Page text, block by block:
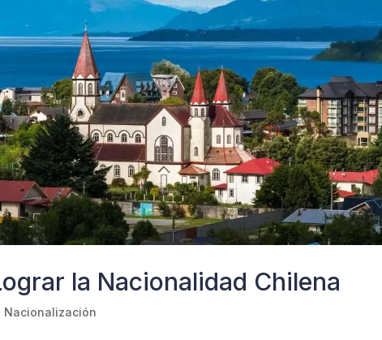
la Nacionalidad Chilena
Nacionalización